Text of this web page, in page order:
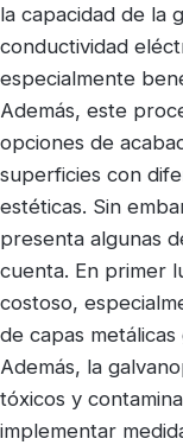
la capacidad de la
conductividad
especialmente
Además, este
opciones de
superficies con
estéticas. Sin
presenta algunas
cuenta. En primer
costoso,
de capas
Además, la
tóxicos y
implementar